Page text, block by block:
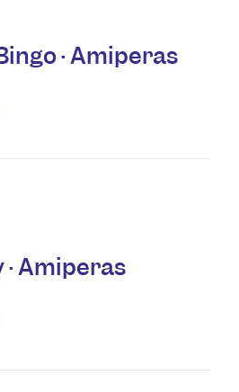
· Amiperas
Amiperas